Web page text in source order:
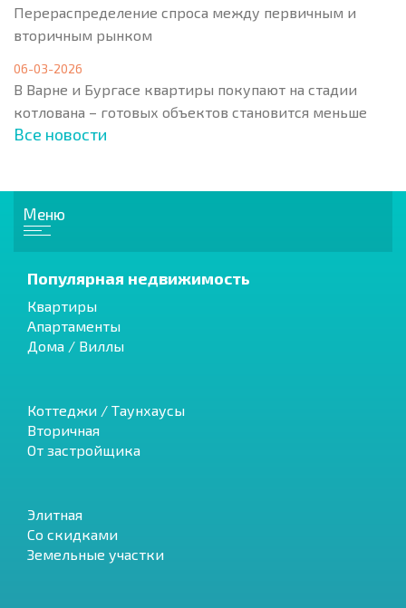
Перераспределение спроса между первичным и
вторичным рынком
06-03-2026
В Варне и Бургасе квартиры покупают на стадии
котлована – готовых объектов становится меньше
Все новости
Меню
Популярная недвижимость
Квартиры
Апартаменты
Дома / Виллы
Коттеджи / Таунхаусы
Вторичная
От застройщика
Элитная
Со скидками
Земельные участки